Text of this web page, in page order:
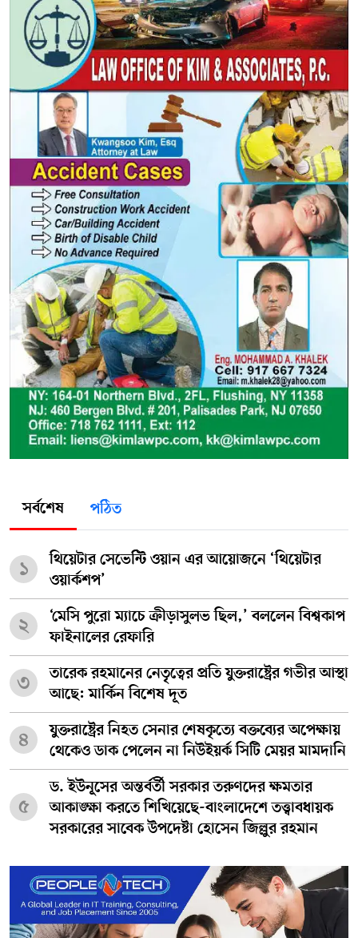
সর্বশেষ পঠিত
১
থিয়েটার সেভেন্টি ওয়ান এর আয়োজনে ‘থিয়েটার
ওয়ার্কশপ’
২
‘মেসি পুরো ম্যাচে ক্রীড়াসুলভ ছিল,’ বললেন বিশ্বকাপ
ফাইনালের রেফারি
৩
তারেক রহমানের নেতৃত্বের প্রতি যুক্তরাষ্ট্রের গভীর আস্থা
আছে: মার্কিন বিশেষ দূত
৪
যুক্তরাষ্ট্রের নিহত সেনার শেষকৃত্যে বক্তব্যের অপেক্ষায়
থেকেও ডাক পেলেন না নিউইয়র্ক সিটি মেয়র মামদানি
৫
ড. ইউনূসের অন্তর্বর্তী সরকার তরুণদের ক্ষমতার
আকাঙ্ক্ষা করতে শিখিয়েছে-বাংলাদেশে তত্ত্বাবধায়ক
সরকারের সাবেক উপদেষ্টা হোসেন জিল্লুর রহমান